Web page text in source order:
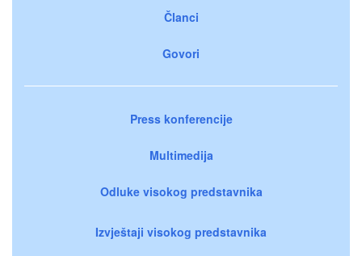
Članci
Govori
Press konferencije
Multimedija
Odluke visokog predstavnika
Izvještaji visokog predstavnika